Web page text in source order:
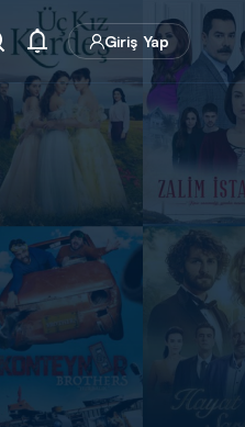
Giriş Yap